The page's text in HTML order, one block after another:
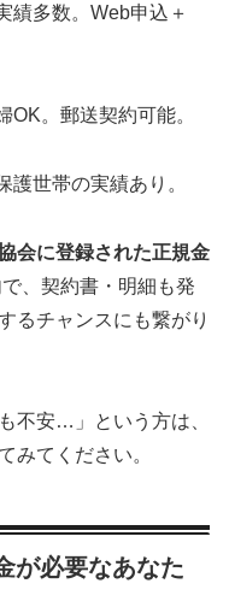
績多数。Web申込＋
OK。郵送契約可能。
護世帯の実績あり。
会に登録された正規金
、契約書・明細も発
るチャンスにも繋がり
不安…」という方は、
みてください。
が必要なあなた